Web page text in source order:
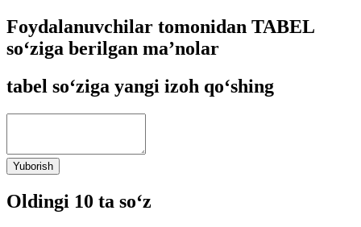
Foydalanuvchilar tomonidan TABEL
so‘ziga berilgan ma’nolar
tabel so‘ziga yangi izoh qo‘shing
Yuborish
Oldingi 10 ta so‘z